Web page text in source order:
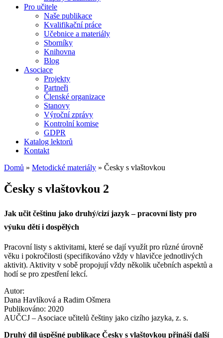
Pro učitele
Naše publikace
Kvalifikační práce
Učebnice a materiály
Sborníky
Knihovna
Blog
Asociace
Projekty
Partneři
Členské organizace
Stanovy
Výroční zprávy
Kontrolní komise
GDPR
Katalog lektorů
Kontakt
Domů » Metodické materiály » Česky s vlaštovkou
Česky s vlaštovkou 2
Jak učit češtinu jako druhý/cizí jazyk – pracovní listy pro
výuku dětí i dospělých
Pracovní listy s aktivitami, které se dají využít pro různé úrovně
věku i pokročilosti (specifikováno vždy v hlavičce jednotlivých
aktivit). Aktivity v sobě propojují vždy několik učebních aspektů a
hodí se pro zpestření lekcí.
Autor:
Dana Havlíková a Radim Ošmera
Publikováno: 2020
AUČCJ – Asociace učitelů češtiny jako cizího jazyka, z. s.
Druhý díl úspěšné publikace Česky s vlaštovkou přináší další